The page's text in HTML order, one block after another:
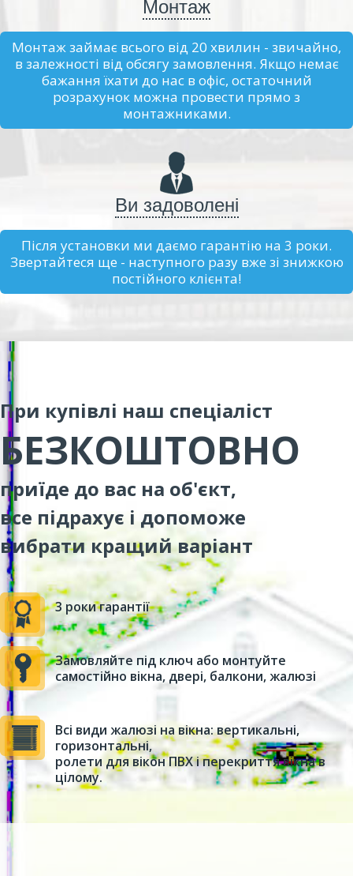
Монтаж
Монтаж займає всього від 20 хвилин - звичайно,
в залежності від обсягу замовлення. Якщо немає
бажання їхати до нас в офіс, остаточний
розрахунок можна провести прямо з
монтажниками.
Ви задоволені
Після установки ми даємо гарантію на 3 роки.
Звертайтеся ще - наступного разу вже зі знижкою
постійного клієнта!
При купівлі наш спеціаліст
БЕЗКОШТОВНО
приїде до вас на об'єкт,
все підрахує і допоможе
вибрати кращий варіант
3 роки гарантії
Замовляйте під ключ або монтуйте
самостійно вікна, двері, балкони, жалюзі
Всі види жалюзі на вікна: вертикальні,
горизонтальні,
ролети для вікон ПВХ і перекриття вікна в
цілому.